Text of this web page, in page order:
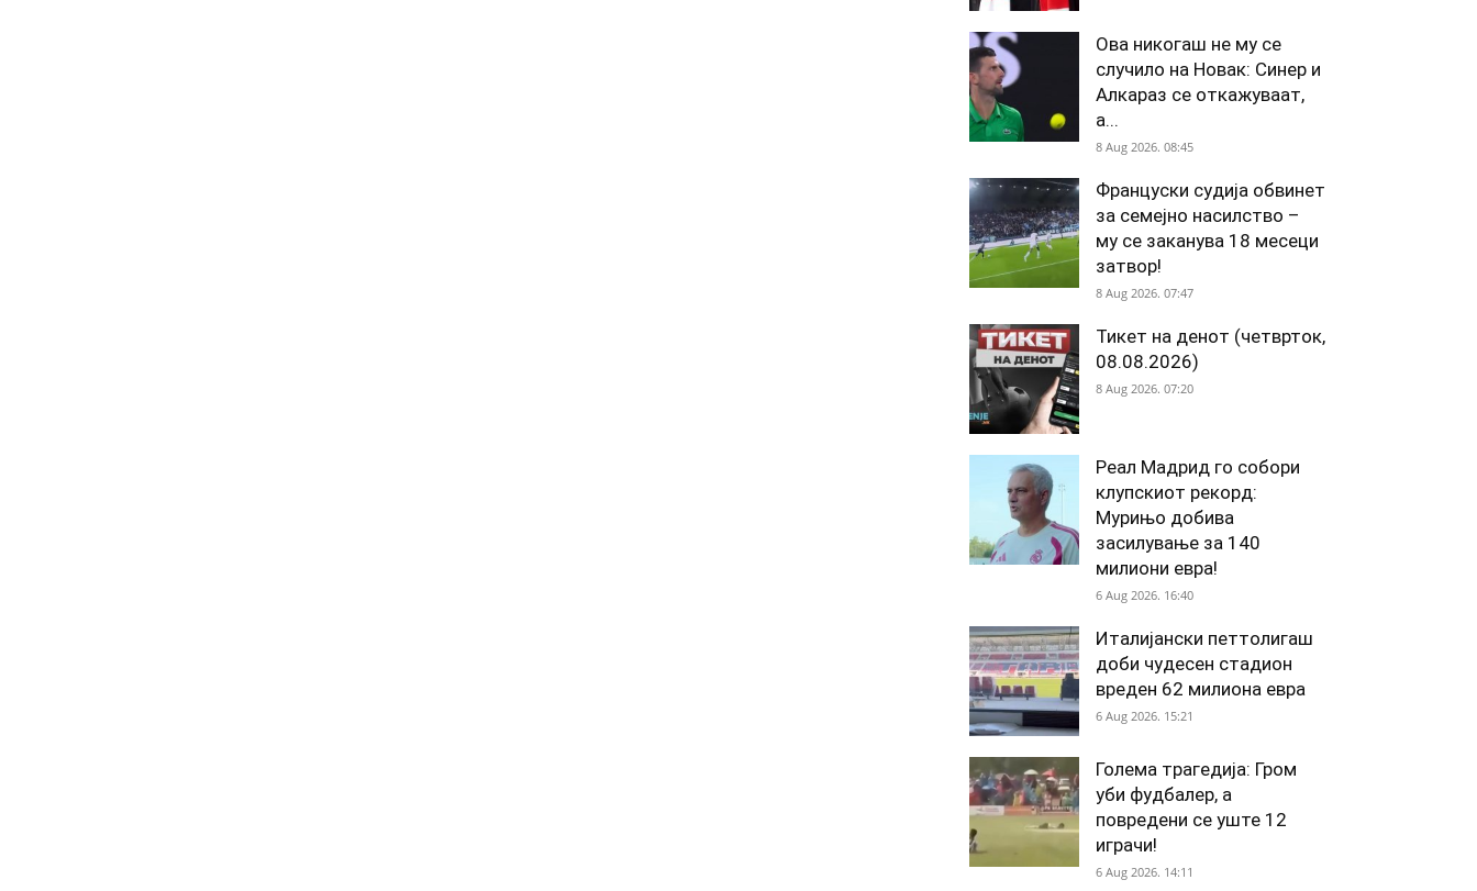
Ова никогаш не му се
случило на Новак: Синер и
Алкараз се откажуваат,
а...
8 Aug 2026. 08:45
Француски судија обвинет
за семејно насилство –
му се заканува 18 месеци
затвор!
8 Aug 2026. 07:47
Тикет на денот (четврток,
08.08.2026)
8 Aug 2026. 07:20
Реал Мадрид го собори
клупскиот рекорд:
Мурињо добива
засилување за 140
милиони евра!
6 Aug 2026. 16:40
Италијански петтолигаш
доби чудесен стадион
вреден 62 милиона евра
6 Aug 2026. 15:21
Голема трагедија: Гром
уби фудбалер, а
повредени се уште 12
играчи!
6 Aug 2026. 14:11